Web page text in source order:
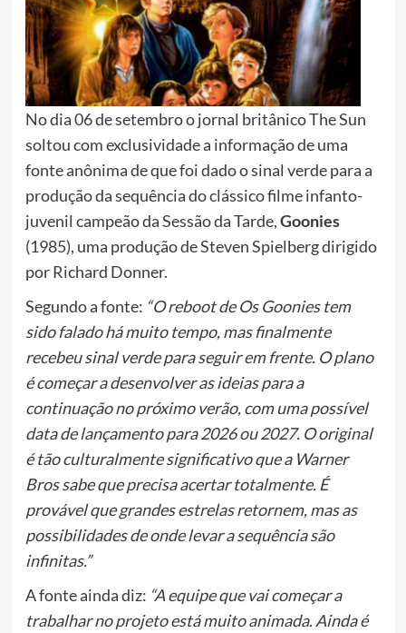
No dia 06 de setembro o jornal britânico The Sun
soltou com exclusividade a informação de uma
fonte anônima de que foi dado o sinal verde para a
produção da sequência do clássico filme infanto-
juvenil campeão da Sessão da Tarde,Goonies
(1985), uma produção de Steven Spielberg dirigido
por Richard Donner.
Segundo a fonte: “O reboot de Os Goonies tem
sido falado há muito tempo, mas finalmente
recebeu sinal verde para seguir em frente. O plano
é começar a desenvolver as ideias para a
continuação no próximo verão, com uma possível
data de lançamento para 2026 ou 2027. O original
é tão culturalmente significativo que a Warner
Bros sabe que precisa acertar totalmente. É
provável que grandes estrelas retornem, mas as
possibilidades de onde levar a sequência são
infinitas.”
A fonte ainda diz: “A equipe que vai começar a
trabalhar no projeto está muito animada. Ainda é